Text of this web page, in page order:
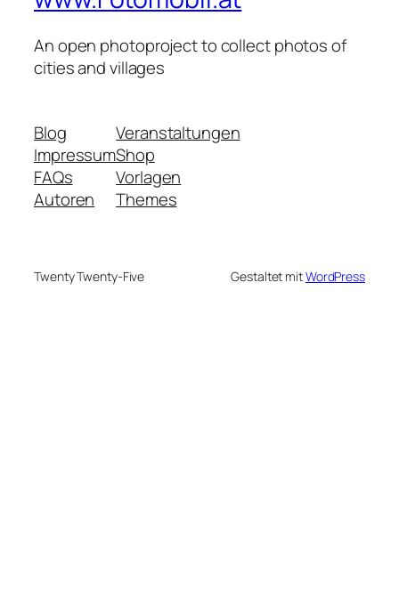
An open photoproject to collect photos of
cities and villages
Blog
Impressum
FAQs
Autoren
Veranstaltungen
Shop
Vorlagen
Themes
Twenty Twenty-Five Gestaltet mitWordPress